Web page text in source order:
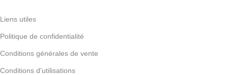
Liens utiles
Politique de confidentialité
Conditions générales de vente
Conditions d'utilisations